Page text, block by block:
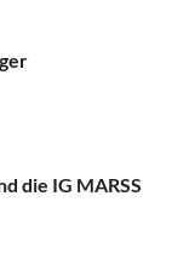
die IG MARSS